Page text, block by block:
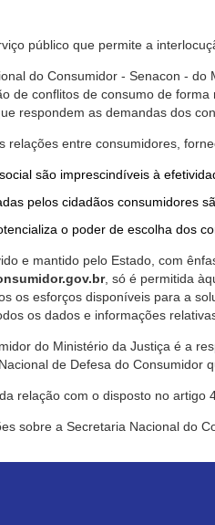
público que permite a
do Consumidor - Senacon -
de conflitos de consumo de
respondem as demandas dos
relações entre consumidores,
são imprescindíveis à
pelos cidadãos consumidores
o poder de escolha dos
e mantido pelo Estado, com
, só é permitida
os esforços disponíveis para a
os dados e informações
do Ministério da Justiça é a
de Defesa do Consumidor
relação com o disposto no artigo
sobre a Secretaria Nacional do